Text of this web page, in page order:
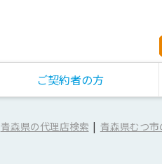
ご契約者の方
青森県の代理店検索 青森県むつ